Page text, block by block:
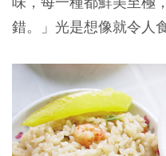
錯。」光是想像就令人